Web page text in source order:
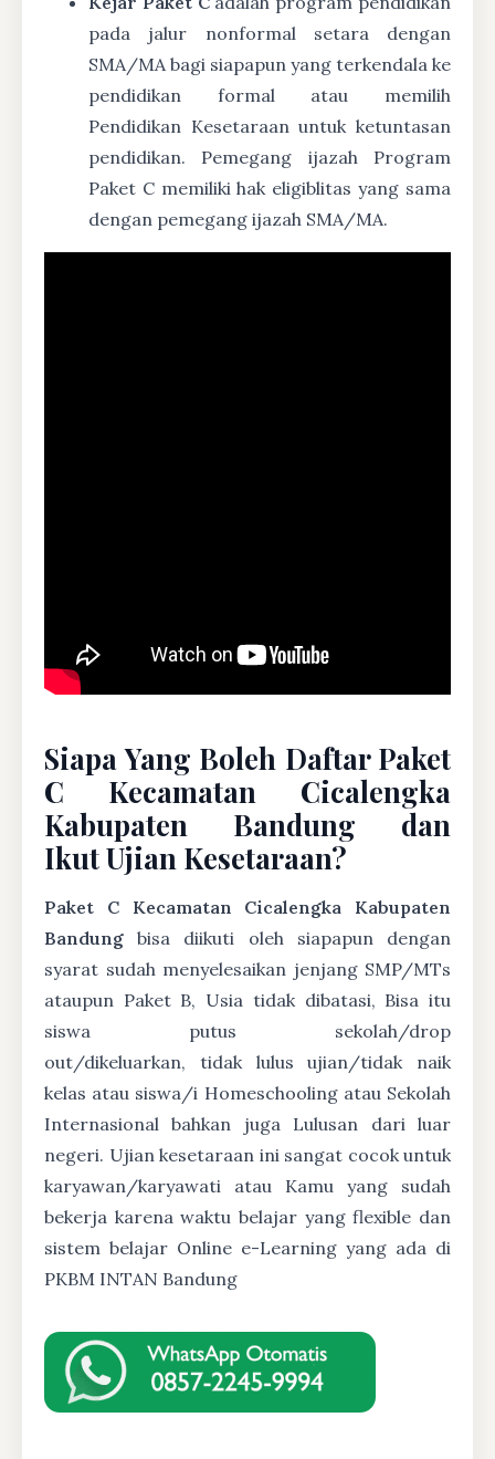
pada jalur nonformal setara dengan
SMA/MA bagi siapapun yang terkendala ke
pendidikan formal atau memilih
Pendidikan Kesetaraan untuk ketuntasan
pendidikan. Pemegang ijazah Program
Paket C memiliki hak eligiblitas yang sama
dengan pemegang ijazah SMA/MA.
Siapa Yang Boleh Daftar Paket
C Kecamatan Cicalengka
Kabupaten Bandung dan
Ikut Ujian Kesetaraan?
Paket C Kecamatan Cicalengka Kabupaten
Bandung bisa diikuti oleh siapapun dengan
syarat sudah menyelesaikan jenjang SMP/MTs
ataupun Paket B, Usia tidak dibatasi, Bisa itu
siswa putus sekolah/drop
out/dikeluarkan, tidak lulus ujian/tidak naik
kelas atau siswa/i Homeschooling atau Sekolah
Internasional bahkan juga Lulusan dari luar
negeri. Ujian kesetaraan ini sangat cocok untuk
karyawan/karyawati atau Kamu yang sudah
bekerja karena waktu belajar yang flexible dan
sistem belajar Online e-Learning yang ada di
PKBM INTAN Bandung